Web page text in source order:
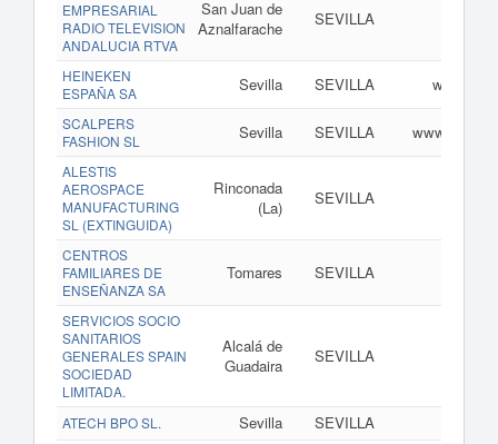
EMPRESARIAL
RADIO TELEVISION
ANDALUCIA RTVA
San Juan de
Aznalfarache
SEVILLA
HEINEKEN
ESPAÑA SA
Sevilla SEVILLA
SCALPERS
FASHION SL
Sevilla SEVILLA
ALESTIS
AEROSPACE
MANUFACTURING
SL (EXTINGUIDA)
Rinconada
(La)
SEVILLA
CENTROS
FAMILIARES DE
ENSEÑANZA SA
Tomares SEVILLA
SERVICIOS SOCIO
SANITARIOS
GENERALES SPAIN
SOCIEDAD
LIMITADA.
Alcalá de
Guadaira
SEVILLA
ATECH BPO SL. Sevilla SEVILLA